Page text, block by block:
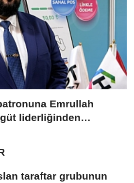
Emrullah
liderliğinden
taraftar grubunun